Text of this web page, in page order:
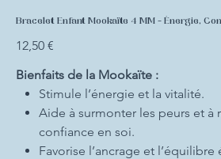
Bracelet Enfant Mookaïte 4 MM - Énergie,
Prix
12,50 €
Bienfaits de la Mookaïte :
Stimule l’énergie et la vitalité.
Aide à surmonter les peurs et à
confiance en soi.
Favorise l’ancrage et